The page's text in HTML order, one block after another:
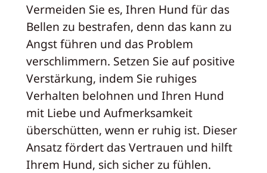
Vermeiden Sie es, Ihren Hund für das
Bellen zu bestrafen, denn das kann zu
Angst führen und das Problem
verschlimmern. Setzen Sie auf positive
Verstärkung, indem Sie ruhiges
Verhalten belohnen und Ihren Hund
mit Liebe und Aufmerksamkeit
überschütten, wenn er ruhig ist. Dieser
Ansatz fördert das Vertrauen und hilft
Ihrem Hund, sich sicher zu fühlen.